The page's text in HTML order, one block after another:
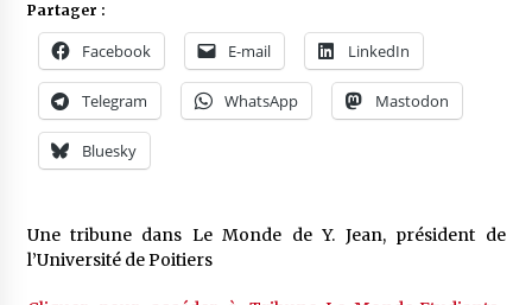
Partager :
Facebook E-mail LinkedIn
Telegram WhatsApp Mastodon
Bluesky
Une tribune dans Le Monde de Y. Jean, président de
l’Université de Poitiers